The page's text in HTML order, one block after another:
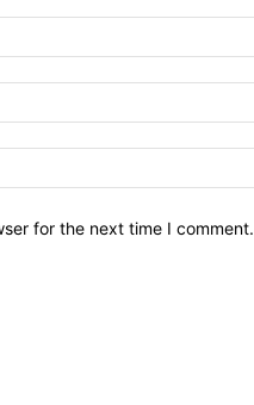
for the next time I comment.